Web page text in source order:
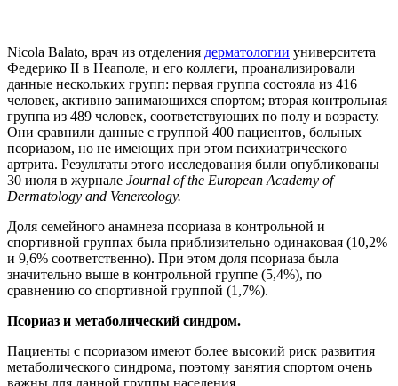
Nicola Balato, врач из отделения дерматологии университета
Федерико II в Неаполе, и его коллеги, проанализировали
данные нескольких групп: первая группа состояла из 416
человек, активно занимающихся спортом; вторая контрольная
группа из 489 человек, соответствующих по полу и возрасту.
Они сравнили данные с группой 400 пациентов, больных
псориазом, но не имеющих при этом психиатрического
артрита. Результаты этого исследования были опубликованы
30 июля в журнале Journal of the European Academy of
Dermatology and Venereology.
Доля семейного анамнеза псориаза в контрольной и
спортивной группах была приблизительно одинаковая (10,2%
и 9,6% соответственно). При этом доля псориаза была
значительно выше в контрольной группе (5,4%), по
сравнению со спортивной группой (1,7%).
Псориаз и метаболический синдром.
Пациенты с псориазом имеют более высокий риск развития
метаболического синдрома, поэтому занятия спортом очень
важны для данной группы населения.